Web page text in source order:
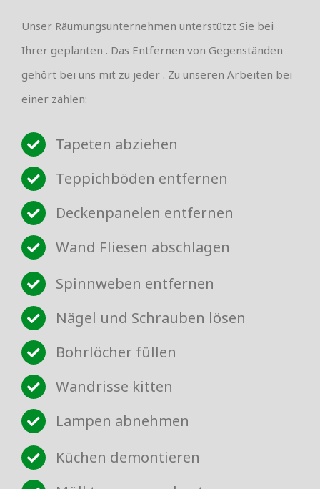
Unser Räumungsunternehmen unterstützt Sie bei
Ihrer geplanten . Das Entfernen von Gegenständen
gehört bei uns mit zu jeder . Zu unseren Arbeiten bei
einer zählen:
Tapeten abziehen
Teppichböden entfernen
Deckenpanelen entfernen
Wand Fliesen abschlagen
Spinnweben entfernen
Nägel und Schrauben lösen
Bohrlöcher füllen
Wandrisse kitten
Lampen abnehmen
Küchen demontieren